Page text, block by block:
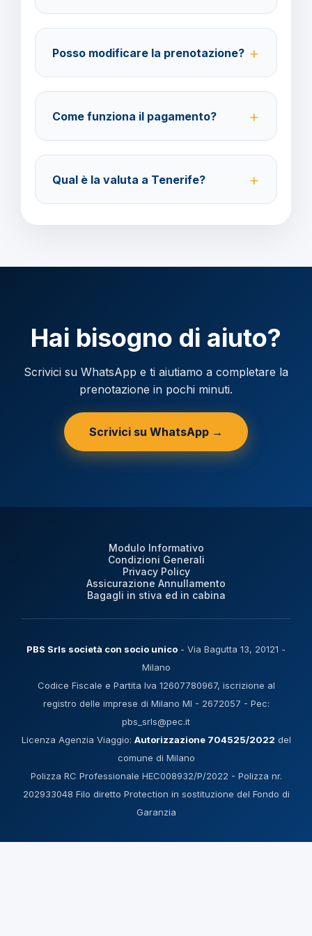
amministrazione@barbaviaggi.it, o tramite il sito
barbaviaggi.it.
Posso modificare la prenotazione?
prima della partenza con un costo di 70 euro a
modifica.
Come funziona il pagamento?
Acconto del 40% alla prenotazione, saldo 30 giorni
prima della partenza.
Qual è la valuta a Tenerife?
Hai bisogno di aiuto?
Scrivici su WhatsApp e ti aiutiamo a completare la
prenotazione in pochi minuti.
Scrivici su WhatsApp →
Modulo Informativo
Condizioni Generali
Privacy Policy
Assicurazione Annullamento
Bagagli in stiva ed in cabina
PBS Srls società con socio unico - Via Bagutta 13, 20121 -
Milano
Codice Fiscale e Partita Iva 12607780967, iscrizione al
registro delle imprese di Milano MI - 2672057 - Pec:
pbs_srls@pec.it
Licenza Agenzia Viaggio: Autorizzazione 704525/2022 del
comune di Milano
Polizza RC Professionale HEC008932/P/2022 - Polizza nr.
202933048 Filo diretto Protection in sostituzione del Fondo di
Garanzia